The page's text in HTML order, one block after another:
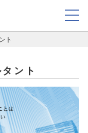
ト
ント